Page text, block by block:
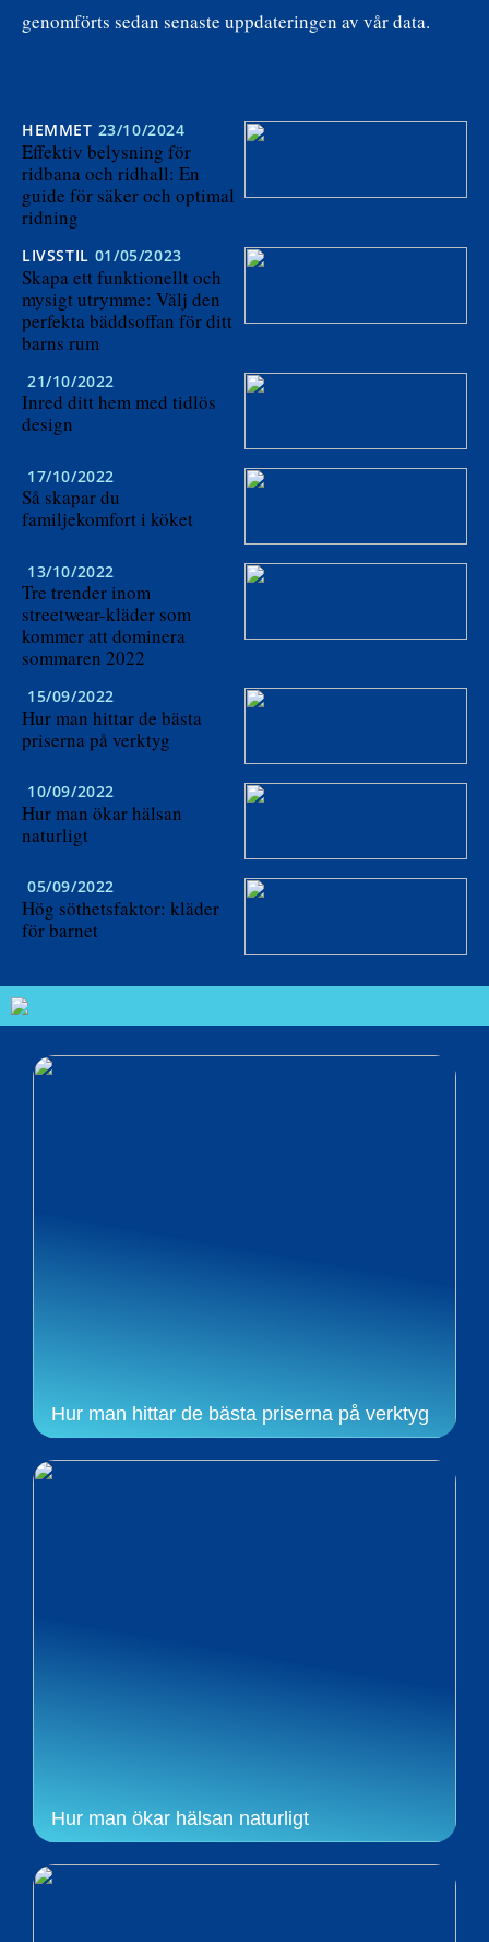
genomförts sedan senaste uppdateringen av vår data.
HEMMET 23/10/2024
Effektiv belysning för
ridbana och ridhall: En
guide för säker och optimal
ridning
LIVSSTIL 01/05/2023
Skapa ett funktionellt och
mysigt utrymme: Välj den
perfekta bäddsoffan för ditt
barns rum
21/10/2022
Inred ditt hem med tidlös
design
17/10/2022
Så skapar du
familjekomfort i köket
13/10/2022
Tre trender inom
streetwear-kläder som
kommer att dominera
sommaren 2022
15/09/2022
Hur man hittar de bästa
priserna på verktyg
10/09/2022
Hur man ökar hälsan
naturligt
05/09/2022
Hög söthetsfaktor: kläder
för barnet
Hur man hittar de bästa priserna på verktyg
Hur man ökar hälsan naturligt